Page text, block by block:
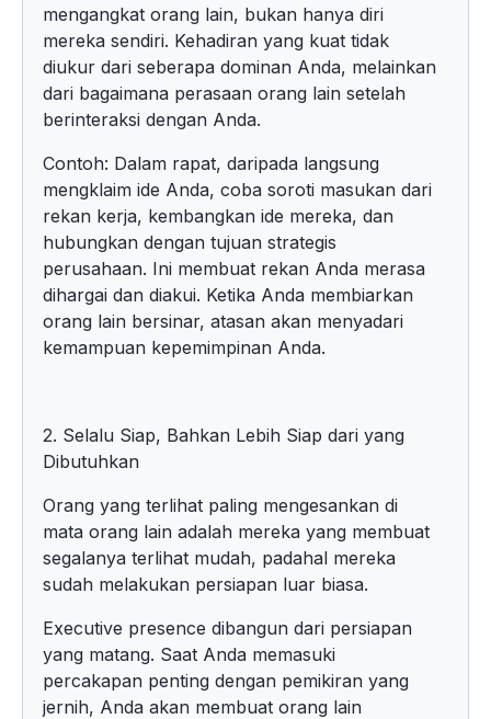
mengangkat orang lain, bukan hanya diri
mereka sendiri. Kehadiran yang kuat tidak
diukur dari seberapa dominan Anda, melainkan
dari bagaimana perasaan orang lain setelah
berinteraksi dengan Anda.
Contoh: Dalam rapat, daripada langsung
mengklaim ide Anda, coba soroti masukan dari
rekan kerja, kembangkan ide mereka, dan
hubungkan dengan tujuan strategis
perusahaan. Ini membuat rekan Anda merasa
dihargai dan diakui. Ketika Anda membiarkan
orang lain bersinar, atasan akan menyadari
kemampuan kepemimpinan Anda.
2. Selalu Siap, Bahkan Lebih Siap dari yang
Dibutuhkan
Orang yang terlihat paling mengesankan di
mata orang lain adalah mereka yang membuat
segalanya terlihat mudah, padahal mereka
sudah melakukan persiapan luar biasa.
Executive presence dibangun dari persiapan
yang matang. Saat Anda memasuki
percakapan penting dengan pemikiran yang
jernih, Anda akan membuat orang lain